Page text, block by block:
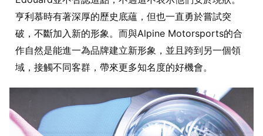
亨利慕時有著深厚的歷史底蘊，但也一直勇於嘗試突
破，不斷加入新的形象。而與Alpine Motorsports的合
作自然是能進一為品牌建立新形象，並且跨到另一個領
域，接觸不同客群，帶來更多知名度的好機會。